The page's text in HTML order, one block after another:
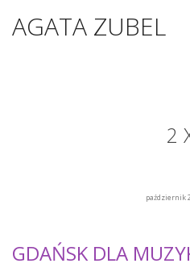
AGATA ZUBEL
2
październik
GDAŃSK DLA